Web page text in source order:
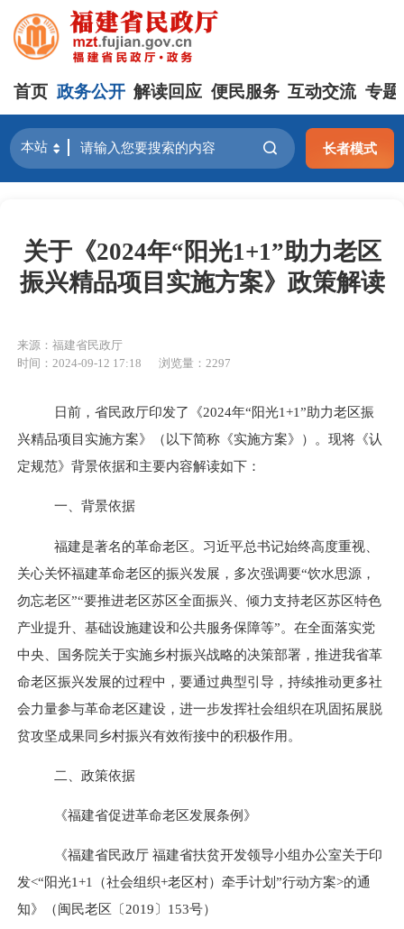
首页 政务公开 解读回应 便民服务 互动交流 专题
长者模式
关于《2024年“阳光1+1”助力老区
振兴精品项目实施方案》政策解读
来源：福建省民政厅
时间：2024-09-12 17:18
浏览量：2297
日前，省民政厅印发了 《2024年“阳光1+1”助力老区振
兴精品项目实施方案》（以下简称《实施方案》）。现将《认
定规范》背景依据和主要内容解读如下：
一、背景依据
福建是著名的革命老区。习近平总书记始终高度重视、
关心关怀福建革命老区的振兴发展，多次强调要“饮水思源，
勿忘老区”“要推进老区苏区全面振兴、倾力支持老区苏区特色
产业提升、 基础设施建设和公共服务保障等”。 在全面落实党
中央、国务院关于实施乡村振兴战略的决策部署 ，推进我省革
命老区振兴发展的过程中，要通过典型引导，持续推动更多社
会力量参与革命老区建设，进一步发挥社会组织在巩固拓展脱
贫攻坚成果同乡村振兴有效衔接中的积极作用。
二、政策依据
《福建省促进革命老区发展条例》
《福建省民政厅 福建省扶贫开发领导小组办公室关于印
发<“阳光1+1（社会组织+老区村）牵手计划”行动方案>的通
知》（闽民老区〔2019〕153号）